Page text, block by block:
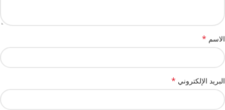
الاسم *
البريد الإلكتروني *